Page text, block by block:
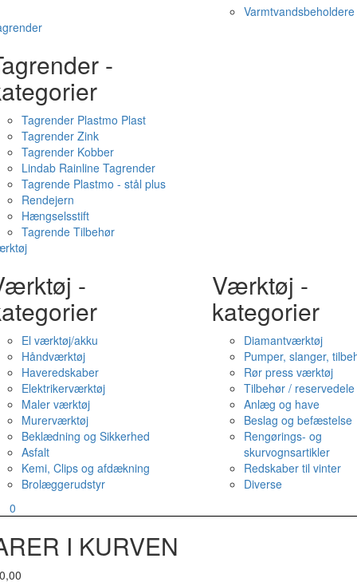
Varmtvandsbeholdere
-
Tagrender Plastmo Plast
Tagrender Zink
Tagrender Kobber
Lindab Rainline Tagrender
Tagrende Plastmo - stål plus
Rendejern
Hængselsstift
Tagrende Tilbehør
-
El værktøj/akku
Håndværktøj
Haveredskaber
Elektrikerværktøj
Maler værktøj
Murerværktøj
Beklædning og Sikkerhed
Asfalt
Kemi, Clips og afdækning
Brolæggerudstyr
Værktøj -
kategorier
Diamantværktøj
Pumper, slanger,
Rør press værktøj
Tilbehør / reservedele
Anlæg og have
Beslag og befæstelse
Rengørings- og
skurvognsartikler
Redskaber til vinter
Diverse
0
I KURVEN
0,00